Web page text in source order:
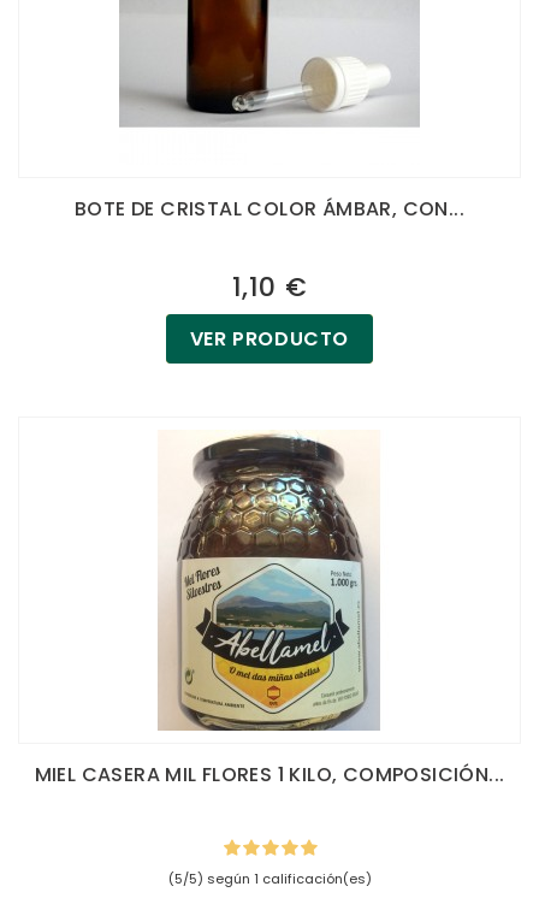
BOTE DE CRISTAL COLOR ÁMBAR, CON...
1,10 €
VER PRODUCTO
MIEL CASERA MIL FLORES 1 KILO, COMPOSICIÓN...
(5/5) según 1 calificación(es)